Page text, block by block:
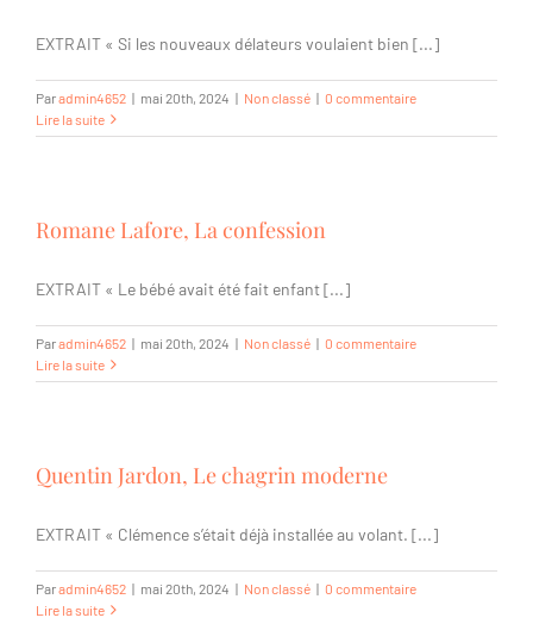
EXTRAIT « Si les nouveaux délateurs voulaient bien [...]
Paradmin4652 | mai 20th, 2024 | Non classé | 0 commentaire
Lire la suite
Romane Lafore, La confession
EXTRAIT « Le bébé avait été fait enfant [...]
Paradmin4652 | mai 20th, 2024 | Non classé | 0 commentaire
Lire la suite
Quentin Jardon, Le chagrin moderne
EXTRAIT « Clémence s’était déjà installée au volant. [...]
Paradmin4652 | mai 20th, 2024 | Non classé | 0 commentaire
Lire la suite